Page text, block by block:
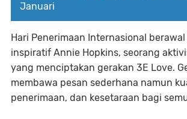
Januari
Hari Penerimaan Internasional
inspiratif Annie Hopkins, seorang
yang menciptakan gerakan 3E Love.
membawa pesan sederhana namun
penerimaan, dan kesetaraan bagi